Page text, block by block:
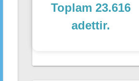
Toplam 23.616
adettir.